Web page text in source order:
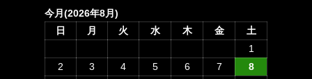
今月(2026年8月)
日
月 火 水 木 金
土
1
2
3 4 5 6 7
8